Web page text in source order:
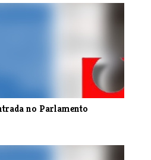
no Parlamento